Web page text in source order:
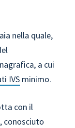
nella quale,
a cui
IVS minimo.
con il
conosciuto